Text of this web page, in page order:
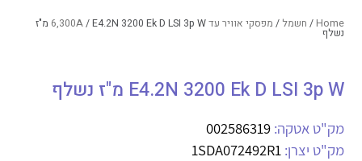
איכות | שרות | זמינות
והפצה של מוצרי
מיתוג, בקרה , ואינסטלציה חשמלית ופעילה ב7 תחומים:
לכל מוצרי היצרן לכל מוצרי היצרן
Home
/ חשמל / מפסקי אוויר עד 6,300A / E4.2N 3200 Ek D LSI 3p W מ"ז
נשלף
E4.2N 3200 Ek D LSI 3p W מ"ז נשלף
מק"ט אטקה: 002586319
מק"ט יצרן: 1SDA072492R1